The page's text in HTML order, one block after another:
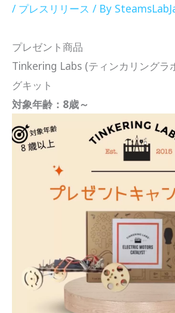
/ プレスリリース / By
プレゼント商品
Tinkering Labs (ティンカリングラ
グキット
対象年齢：8歳～